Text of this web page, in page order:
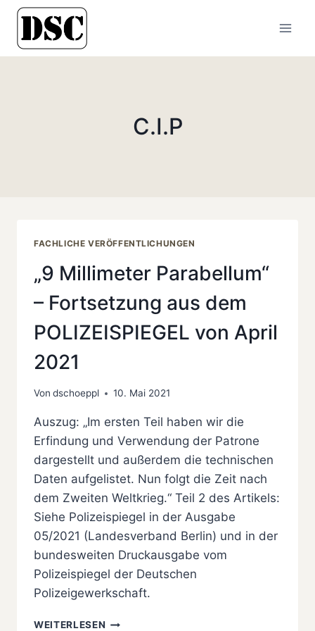
Zum
springen
C.I.P
FACHLICHE VERÖFFENTLICHUNGEN
„9 Millimeter Parabellum“
– Fortsetzung aus dem
POLIZEISPIEGEL von April
2021
Von dschoeppl 10. Mai 2021
Auszug: „Im ersten Teil haben wir die
Erfindung und Verwendung der Patrone
dargestellt und außerdem die technischen
Daten aufgelistet. Nun folgt die Zeit nach
dem Zweiten Weltkrieg.“ Teil 2 des Artikels:
Siehe Polizeispiegel in der Ausgabe
05/2021 (Landesverband Berlin) und in der
bundesweiten Druckausgabe vom
Polizeispiegel der Deutschen
Polizeigewerkschaft.
WEITERLESEN „9